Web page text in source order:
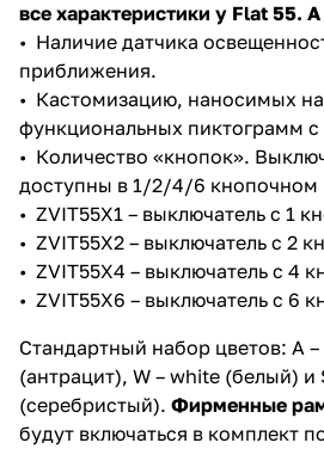
все характеристики у Flat 55.
• Наличие датчика
приближения.
• Кастомизацию, наносимых
функциональных пиктограмм с
• Количество «кнопок».
доступны в 1/2/4/6 кнопочном
• ZVIT55X1 – выключатель с 1
• ZVIT55X2 – выключатель с 2
• ZVIT55X4 – выключатель с 4
• ZVIT55X6 – выключатель с 6
Стандартный набор цветов: A
(антрацит), W – white (белый) и
(серебристый). Фирменные
будут включаться в комплект